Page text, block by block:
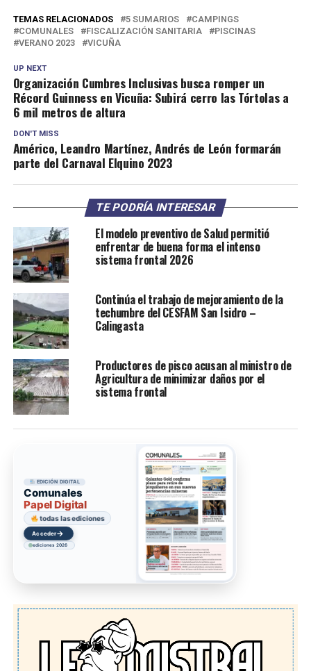
TEMAS RELACIONADOS 5 SUMARIOS
CAMPINGS
COMUNALES
FISCALIZACIÓN SANITARIA
PISCINAS
VERANO 2023
VICUÑA
UP NEXT
Organización Cumbres Inclusivas busca romper un
Récord Guinness en Vicuña: Subirá cerro las Tórtolas a
6 mil metros de altura
DON'T MISS
Américo, Leandro Martínez, Andrés de León formarán
parte del Carnaval Elquino 2023
TE PODRÍA INTERESAR
El modelo preventivo de Salud permitió
enfrentar de buena forma el intenso
sistema frontal 2026
Continúa el trabajo de mejoramiento de la
techumbre del CESFAM San Isidro –
Calingasta
Productores de pisco acusan al ministro de
Agricultura de minimizar daños por el
sistema frontal
EDICIÓN DIGITAL
Comunales
Papel Digital
todas las ediciones
Acceder→
ediciones 2026